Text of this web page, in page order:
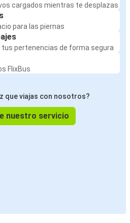
cargados mientras te desplazas
para las piernas
tus pertenencias de forma segura
FlixBus
que viajas con nosotros?
nuestro servicio